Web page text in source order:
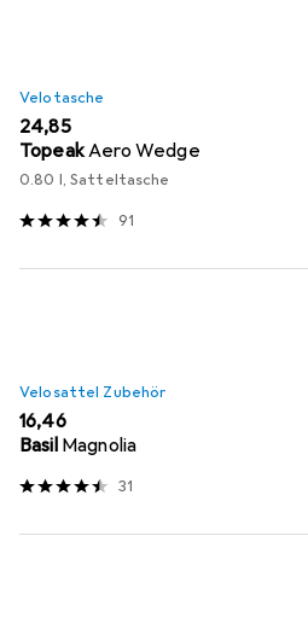
Velotasche
EUR
24,85
TopeakAero Wedge
0.80 l, Satteltasche
91
Velosattel Zubehör
EUR
16,46
Basil Magnolia
31